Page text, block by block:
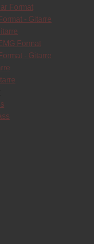
Format
- Gitarre
Format
- Gitarre